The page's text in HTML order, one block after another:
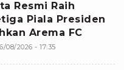
Resmi Raih
Piala Presiden
Arema FC
6/08/2026 - 17:35